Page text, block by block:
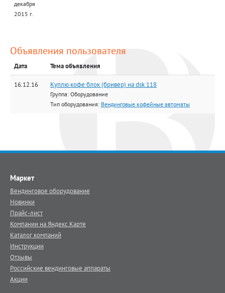
декабря
2015 г.
Объявления пользователя
Дата Тема объявления
16.12.16 Куплю кофе блок (бривер) на dsk 118
Группа: Оборудование
Тип оборудования: Вендинговые кофейные автоматы
Маркет
Вендинговое оборудование
Новинки
Прайс-лист
Компании на Яндекс.Карте
Каталог компаний
Инструкции
Отзывы
Российские вендинговые аппараты
Акции